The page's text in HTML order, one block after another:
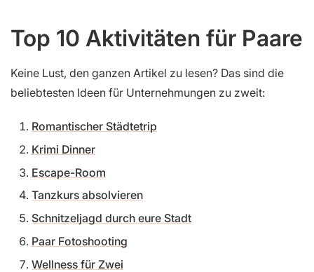
Top 10 Aktivitäten für Paare
Keine Lust, den ganzen Artikel zu lesen? Das sind die
beliebtesten Ideen für Unternehmungen zu zweit:
Romantischer Städtetrip
Krimi Dinner
Escape-Room
Tanzkurs absolvieren
Schnitzeljagd durch eure Stadt
Paar Fotoshooting
Wellness für Zwei